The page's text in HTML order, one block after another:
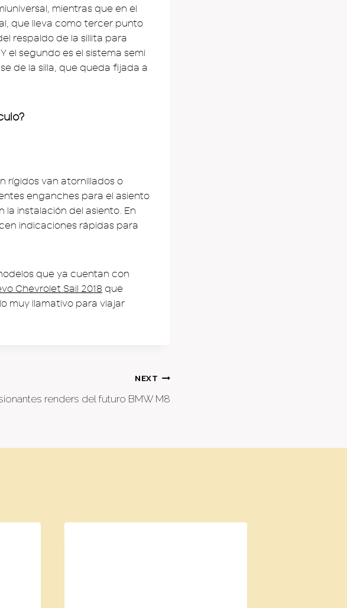
mientras que en el
que lleva como tercer punto
respaldo de la sillita para
el segundo es el sistema semi
de la silla, que queda fijada a
rígidos van atornillados o
enganches para el asiento
instalación del asiento. En
indicaciones rápidas para
que ya cuentan con
Chevrolet Sail 2018 que
muy llamativo para viajar
NEXT
renders del futuro BMW M8